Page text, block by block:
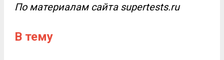
По материалам сайта supertests.ru
В тему